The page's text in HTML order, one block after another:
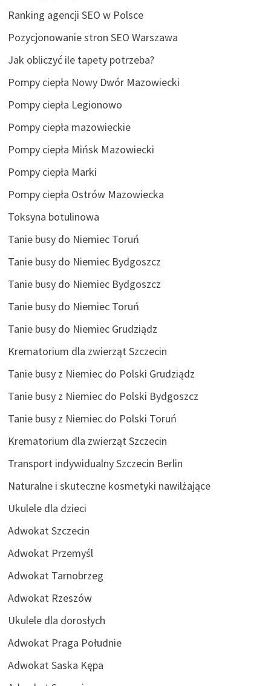
Ranking agencji SEO w Polsce
Pozycjonowanie stron SEO Warszawa
Jak obliczyć ile tapety potrzeba?
Pompy ciepła Nowy Dwór Mazowiecki
Pompy ciepła Legionowo
Pompy ciepła mazowieckie
Pompy ciepła Mińsk Mazowiecki
Pompy ciepła Marki
Pompy ciepła Ostrów Mazowiecka
Toksyna botulinowa
Tanie busy do Niemiec Toruń
Tanie busy do Niemiec Bydgoszcz
Tanie busy do Niemiec Bydgoszcz
Tanie busy do Niemiec Toruń
Tanie busy do Niemiec Grudziądz
Krematorium dla zwierząt Szczecin
Tanie busy z Niemiec do Polski Grudziądz
Tanie busy z Niemiec do Polski Bydgoszcz
Tanie busy z Niemiec do Polski Toruń
Krematorium dla zwierząt Szczecin
Transport indywidualny Szczecin Berlin
Naturalne i skuteczne kosmetyki nawilżające
Ukulele dla dzieci
Adwokat Szczecin
Adwokat Przemyśl
Adwokat Tarnobrzeg
Adwokat Rzeszów
Ukulele dla dorosłych
Adwokat Praga Południe
Adwokat Saska Kępa